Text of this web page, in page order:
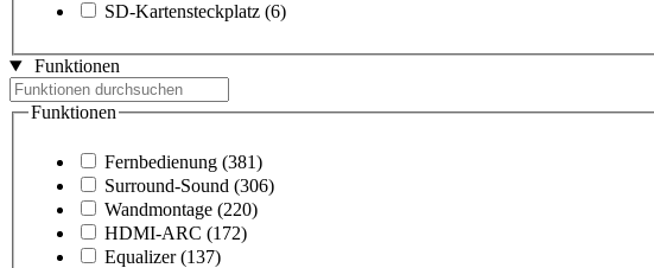
SD-Kartensteckplatz (6)
Funktionen
Funktionen
Fernbedienung (381)
Surround-Sound (306)
Wandmontage (220)
HDMI-ARC (172)
Equalizer (137)